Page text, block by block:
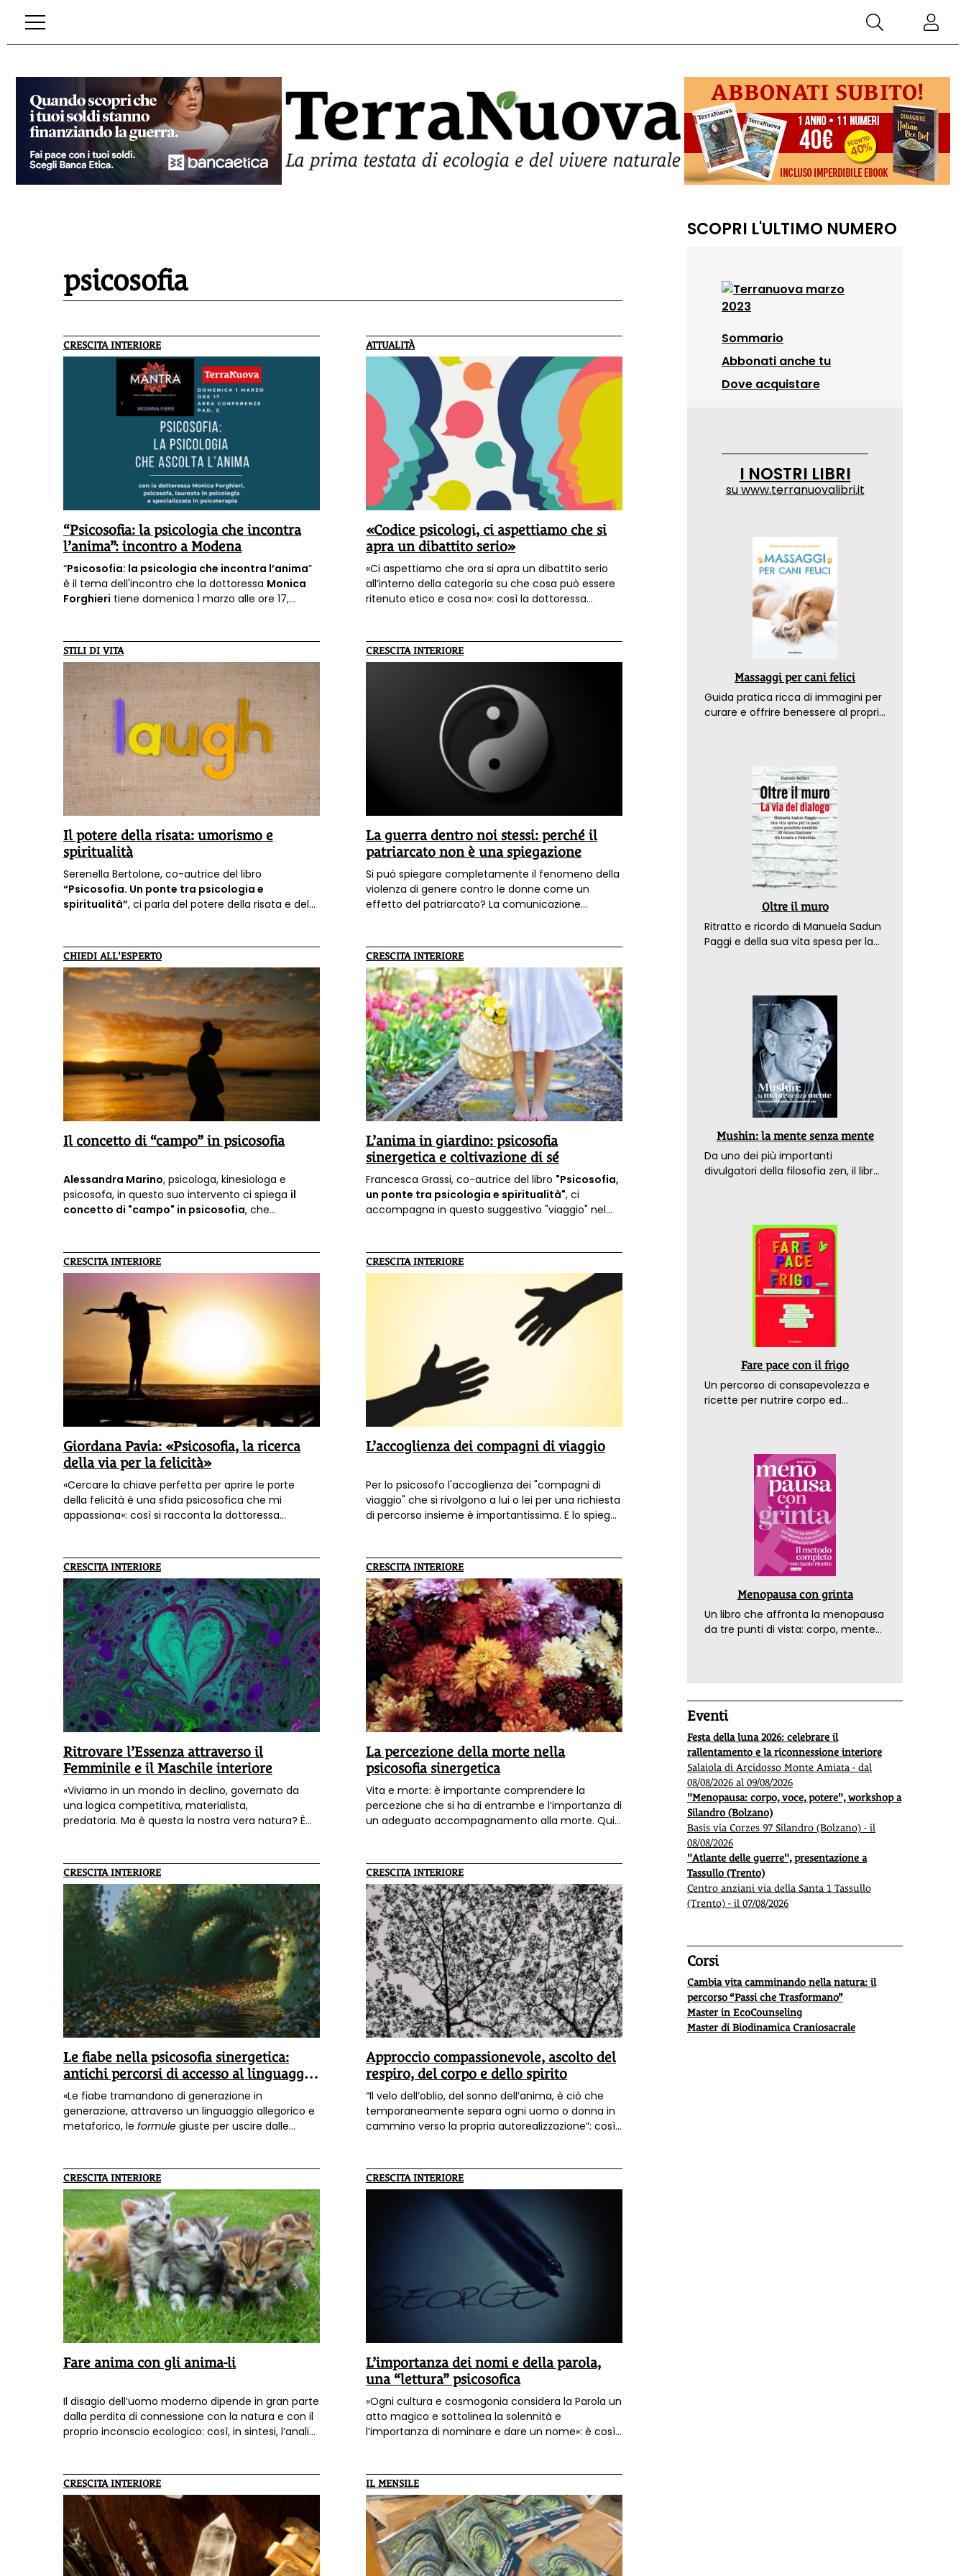
psicosofia
CRESCITA INTERIORE
“Psicosofia: la psicologia che incontra
l’anima”: incontro a Modena
“Psicosofia: la psicologia che incontra l’anima”
è il tema dell'incontro che la dottoressa Monica
Forghieri tiene domenica 1 marzo alle ore 17,
ATTUALITÀ
«Codice psicologi, ci aspettiamo che si
apra un dibattito serio»
«Ci aspettiamo che ora si apra un dibattito serio
all’interno della categoria su che cosa può essere
ritenuto etico e cosa no»: così la dottoressa
degli psicologi.
STILI DI VITA
Il potere della risata: umorismo e
spiritualità
Serenella Bertolone, co-autrice del libro
“Psicosofia. Un ponte tra psicologia e
spiritualità”, ci parla del potere della risata e del
CRESCITA INTERIORE
La guerra dentro noi stessi: perché il
patriarcato non è una spiegazione
Si può spiegare completamente il fenomeno della
violenza di genere contro le donne come un
effetto del patriarcato? La comunicazione
spiegazione unica, valida per tutti casi di violenza?
Ecco l'analisi di Patrizia Scanu, psicologa, Gestalt
counsellor e formatrice.
CHIEDI ALL'ESPERTO
Il concetto di “campo” in psicosofia
Alessandra Marino, psicologa, kinesiologa e
psicosofa, in questo suo intervento ci spiega il
concetto di "campo" in psicosofia, che
CRESCITA INTERIORE
L’anima in giardino: psicosofia
sinergetica e coltivazione di sé
Francesca Grassi, co-autrice del libro "Psicosofia,
un ponte tra psicologia e spiritualità", ci
accompagna in questo suggestivo "viaggio" nel
CRESCITA INTERIORE
Giordana Pavia: «Psicosofia, la ricerca
della via per la felicità»
«Cercare la chiave perfetta per aprire le porte
della felicità è una sfida psicosofica che mi
appassiona»: così si racconta la dottoressa
spiritualità".
CRESCITA INTERIORE
L’accoglienza dei compagni di viaggio
Per lo psicosofo l'accoglienza dei "compagni di
viaggio" che si rivolgono a lui o lei per una richiesta
di percorso insieme è importantissima. E lo spiega
Un ponte tra psicologia e spiritualità"(Terra
Nuova Edizioni).
CRESCITA INTERIORE
Ritrovare l’Essenza attraverso il
Femminile e il Maschile interiore
«Viviamo in un mondo in declino, governato da
una logica competitiva, materialista,
predatoria. Ma è questa la nostra vera natura? È
del tema del capitolo che ha scritto per il libro
"Psicosofia. Un ponte tra psicologia e
spiritualità"(Terra Nuova Edizioni).
CRESCITA INTERIORE
La percezione della morte nella
psicosofia sinergetica
Vita e morte: è importante comprendere la
percezione che si ha di entrambe e l’importanza di
un adeguato accompagnamento alla morte. Qui
psicologia e spiritualità”(Terra Nuova Edizioni).
CRESCITA INTERIORE
Le fiabe nella psicosofia sinergetica:
antichi percorsi di accesso al linguaggio
dell’anima
«Le fiabe tramandano di generazione in
generazione, attraverso un linguaggio allegorico e
metaforico, le formule giuste per uscire dalle
sua natura portata a cadere e rimanere vittima»:
lo spiega la dottoressa Sabina Pia Vallerga,
psicologa e psicoterapeuta, autrice di uno degli
interventi contenuti nel libro"Psicosofia. Un
ponte tra psicologia e spiritualità".
CRESCITA INTERIORE
Approccio compassionevole, ascolto del
respiro, del corpo e dello spirito
“Il velo dell’oblio, del sonno dell’anima, è ciò che
temporaneamente separa ogni uomo o donna in
cammino verso la propria autorealizzazione”: così
spiritualità”, che propone una visione rinnovata
nella conoscenza dell’essere umano integrando
antiche tradizioni orientali e occidentali con le
nuove scoperte scientifiche.
CRESCITA INTERIORE
Fare anima con gli anima-li
Il disagio dell’uomo moderno dipende in gran parte
dalla perdita di connessione con la natura e con il
proprio inconscio ecologico: così, in sintesi, l’analisi
tra psicologia e spiritualità”.
CRESCITA INTERIORE
L’importanza dei nomi e della parola,
una “lettura” psicosofica
«Ogni cultura e cosmogonia considera la Parola un
atto magico e sottolinea la solennità e
l’importanza di nominare e dare un nome»: è così
"Psicosofia. Un ponte tra psicologia e
spiritualità".
CRESCITA INTERIORE IL MENSILE
SCOPRI L'ULTIMO NUMERO
Sommario
Abbonati anche tu
Dove acquistare
I NOSTRI LIBRI
suwww.terranuovalibri.it
Massaggi per cani felici
Guida pratica ricca di immagini per
curare e offrire benessere al proprio
Oltre il muro
Ritratto e ricordo di Manuela Sadun
Paggi e della sua vita spesa per la
Mushin: la mente senza mente
Da uno dei più importanti
divulgatori della filosofia zen, il libro
Fare pace con il frigo
Un percorso di consapevolezza e
ricette per nutrire corpo ed
Menopausa con grinta
Un libro che affronta la menopausa
da tre punti di vista: corpo, mente
Eventi
Festa della luna 2026: celebrare il
rallentamento e la riconnessione interiore
Salaiola di Arcidosso Monte Amiata - dal
08/08/2026 al 09/08/2026
"Menopausa: corpo, voce, potere", workshop a
Silandro (Bolzano)
Basis via Corzes 97 Silandro (Bolzano) - il
08/08/2026
"Atlante delle guerre", presentazione a
Tassullo (Trento)
Centro anziani via della Santa 1 Tassullo
(Trento) - il 07/08/2026
Corsi
Cambia vita camminando nella natura: il
percorso “Passi che Trasformano”
Master in EcoCounseling
Master di Biodinamica Craniosacrale